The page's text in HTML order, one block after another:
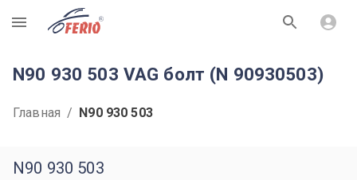
R
N90 930 503 VAG болт (N 90930503)
Главная / N90 930 503
N90 930 503